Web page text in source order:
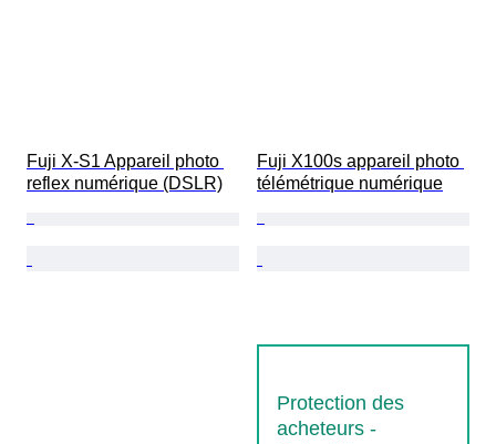
Fuji X-S1 Appareil photo
reflex numérique (DSLR)
Fuji X100s appareil photo
télémétrique numérique
Protection des
acheteurs -